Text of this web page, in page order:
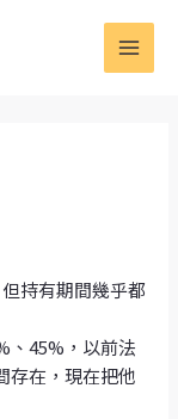
持有期間幾乎都
、45%，以前法
存在，現在把他